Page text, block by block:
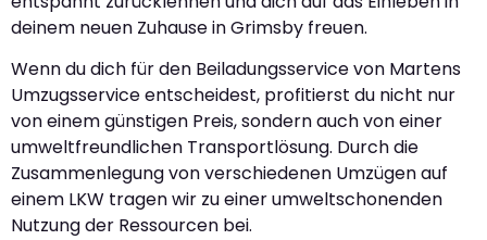
deinem neuen Zuhause in Grimsby freuen.
Wenn du dich für den Beiladungsservice von Martens
Umzugsservice entscheidest, profitierst du nicht nur
von einem günstigen Preis, sondern auch von einer
umweltfreundlichen Transportlösung. Durch die
Zusammenlegung von verschiedenen Umzügen auf
einem LKW tragen wir zu einer umweltschonenden
Nutzung der Ressourcen bei.